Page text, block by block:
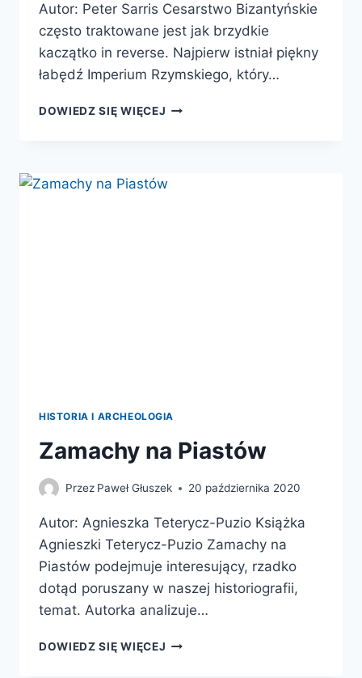
Autor: Peter Sarris Cesarstwo Bizantyńskie
często traktowane jest jak brzydkie
kaczątko in reverse. Najpierw istniał piękny
łabędź Imperium Rzymskiego, który…
DOWIEDZ SIĘ WIĘCEJ BIZANCJUM
HISTORIA I ARCHEOLOGIA
Zamachy na Piastów
Przez Paweł Głuszek 20 października 2020
Autor: Agnieszka Teterycz-Puzio Książka
Agnieszki Teterycz-Puzio Zamachy na
Piastów podejmuje interesujący, rzadko
dotąd poruszany w naszej historiografii,
temat. Autorka analizuje…
DOWIEDZ SIĘ WIĘCEJ ZAMACHY